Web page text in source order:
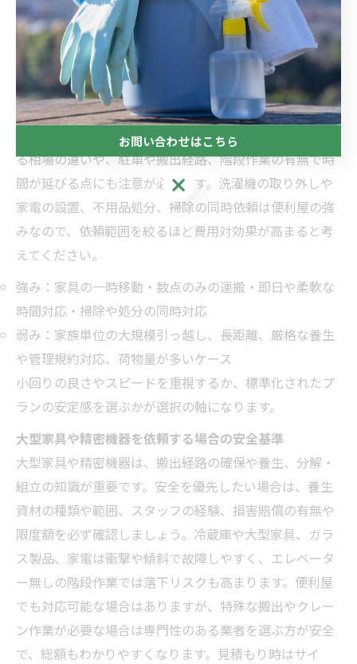
単身や近距離の引っ越しで特に力を発揮します。家具移
動や数点の荷物運搬、当日のスポット追加など柔軟な対
応が可能で、時間制料金なら短時間で総額を抑えやすい
です。一方、大量の荷物や長距離移動ではトラック台数
や作業人数が増えて割高になる場合があり、専門業者の
パック料金の方が安くなることもあります。エリアによ
る相場の違いや、駐車や搬出経路、階段作業の有無で時
間が延びる点にも注意が必要です。洗濯機の取り外しや
家電の設置、不用品処分、掃除の同時依頼は便利屋の強
みなので、依頼範囲を絞るほど費用対効果が高まると考
えてください。
強み：家具の一時移動・数点のみの運搬・即日や柔軟な
時間対応・掃除や処分の同時対応
弱み：家族単位の大規模引っ越し、長距離、厳格な養生
や管理規約対応、荷物量が多いケース
小回りの良さやスピードを重視するか、標準化されたプ
ランの安定感を選ぶかが選択の軸になります。
大型家具や精密機器を依頼する場合の安全基準
大型家具や精密機器は、搬出経路の確保や養生、分解・
組立の知識が重要です。安全を優先したい場合は、養生
資材の種類や範囲、スタッフの経験、損害賠償の有無や
限度額を必ず確認しましょう。冷蔵庫や大型家具、ガラ
ス製品、家電は衝撃や傾斜で故障しやすく、エレベータ
ー無しの階段作業では落下リスクも高まります。便利屋
でも対応可能な場合はありますが、特殊な搬出やクレー
ン作業が必要な場合は専門性のある業者を選ぶ方が安全
で、総額もわかりやすくなります。見積もり時はサイ
お問い合わせはこちら
お問い合わせはこちら